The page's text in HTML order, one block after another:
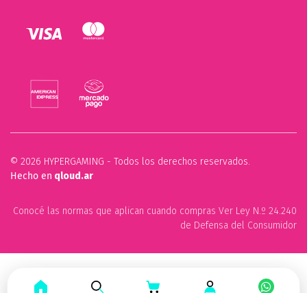
© 2026 HYPERGAMING - Todos los derechos reservados.
Hecho en qloud.ar
Conocé las normas que aplican cuando compras Ver Ley N.º 24.240
de Defensa del Consumidor